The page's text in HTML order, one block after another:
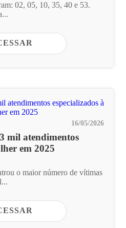
02, 05, 10, 35, 40 e 53.
16/05/2026
mil atendimentos
em 2025
o maior número de vítimas